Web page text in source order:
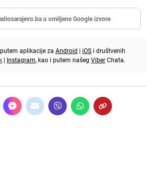
u omiljene Google izvore
aplikacije za Android | iOS i društvenih
| Instagram, kao i putem našeg ViberChata.